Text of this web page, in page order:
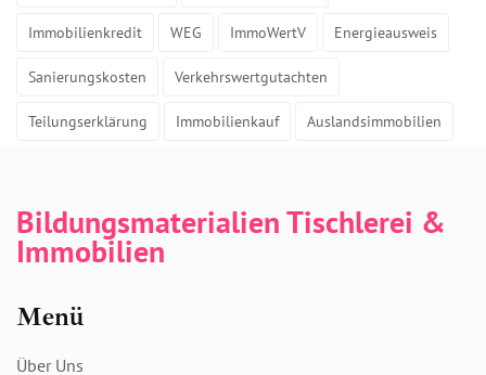
Immobilienkredit WEG ImmoWertV Energieausweis
Sanierungskosten Verkehrswertgutachten
Teilungserklärung Immobilienkauf Auslandsimmobilien
Bildungsmaterialien Tischlerei &
Immobilien
Menü
Über Uns